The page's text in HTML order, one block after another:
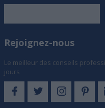
Rejoignez-nous
Le meilleur des conseils
jours